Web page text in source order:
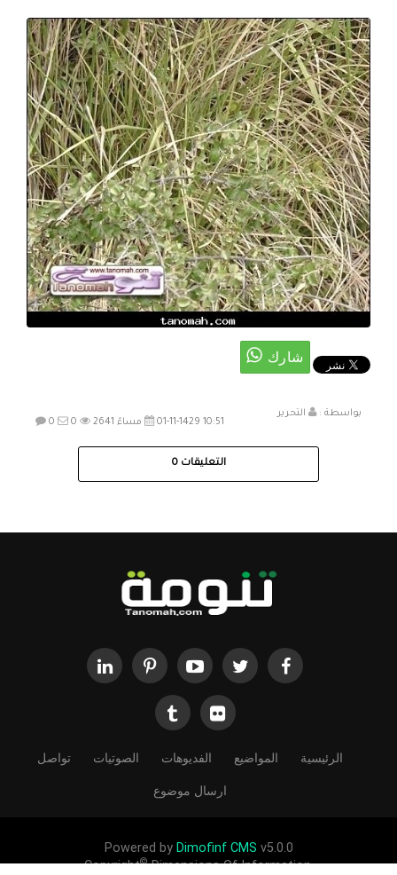
بواسطة :
التحرير
01-11-1429 10:51 مساءً
0 0 2641
التعليقات 0
الرئيسية المواضيع الفديوهات الصوتيات تواصل
ارسال موضوع
Powered by Dimofinf CMS v5.0.0
Copyright©Dimensions Of Information.